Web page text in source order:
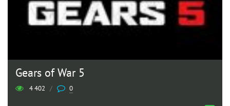
Gears of War 5
4 402 / 0